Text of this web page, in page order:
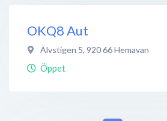
OKQ8 Aut
Älvstigen 5, 920 66Hemavan
Öppet